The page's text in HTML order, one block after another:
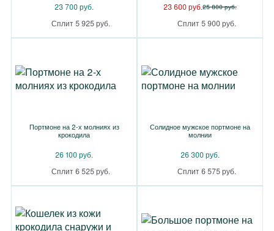
23 700 руб.
Сплит 5 925 руб.
23 600 руб.25 800 руб.
Сплит 5 900 руб.
Портмоне на 2-х молниях из
крокодила
26 100 руб.
Сплит 6 525 руб.
Солидное мужское портмоне на
молнии
26 300 руб.
Сплит 6 575 руб.